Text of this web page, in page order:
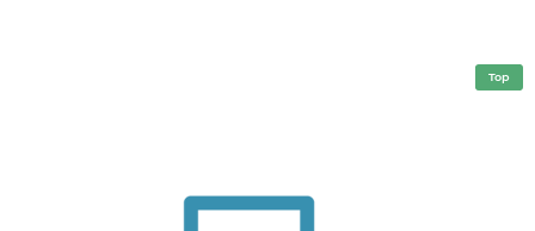
Top